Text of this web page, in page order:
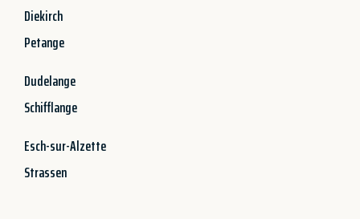
Diekirch
Petange
Dudelange
Schifflange
Esch-sur-Alzette
Strassen